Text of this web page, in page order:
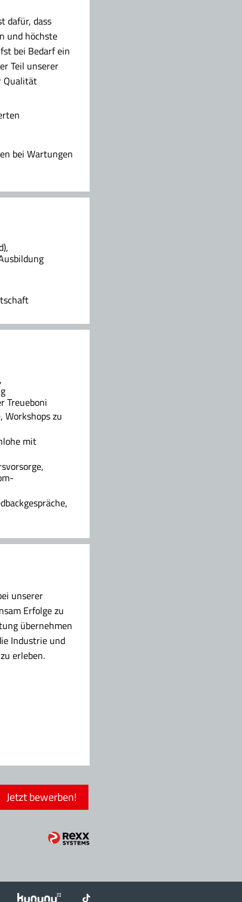
dafür, dass
und höchste
bei Bedarf ein
Teil unserer
Qualität
bei Wartungen
Treueboni
Workshops zu
mit
unserer
Erfolge zu
übernehmen
Industrie und
erleben.
Jetzt bewerben!